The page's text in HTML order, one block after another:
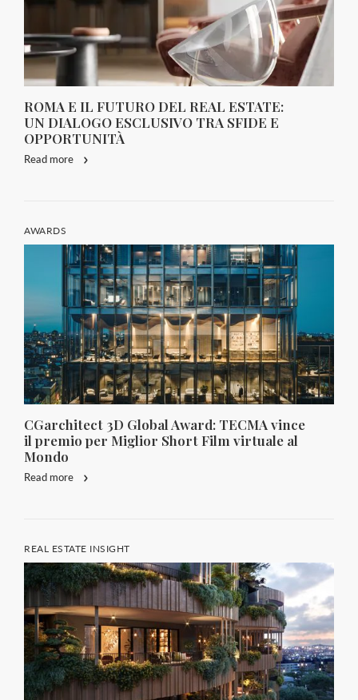
ROMA E IL FUTURO DEL REAL ESTATE:
UN DIALOGO ESCLUSIVO TRA SFIDE E
OPPORTUNITÀ
Read more
AWARDS
CGarchitect 3D Global Award: TECMA vince
il premio per Miglior Short Film virtuale al
Mondo
Read more
REAL ESTATE INSIGHT